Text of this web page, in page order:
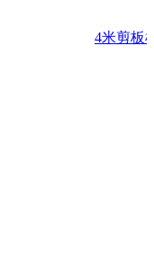
4米剪板